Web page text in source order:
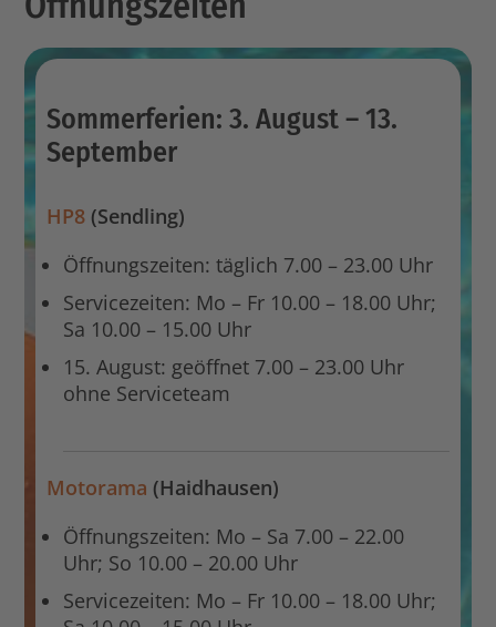
Sommerferien: 3. August – 13.
September
HP8 (Sendling)
Öffnungszeiten: täglich 7.00 – 23.00 Uhr
Servicezeiten: Mo – Fr 10.00 – 18.00 Uhr;
Sa 10.00 – 15.00 Uhr
15. August: geöffnet 7.00 – 23.00 Uhr
ohne Serviceteam
Motorama (Haidhausen)
Öffnungszeiten: Mo – Sa 7.00 – 22.00
Uhr; So 10.00 – 20.00 Uhr
Servicezeiten: Mo – Fr 10.00 – 18.00 Uhr;